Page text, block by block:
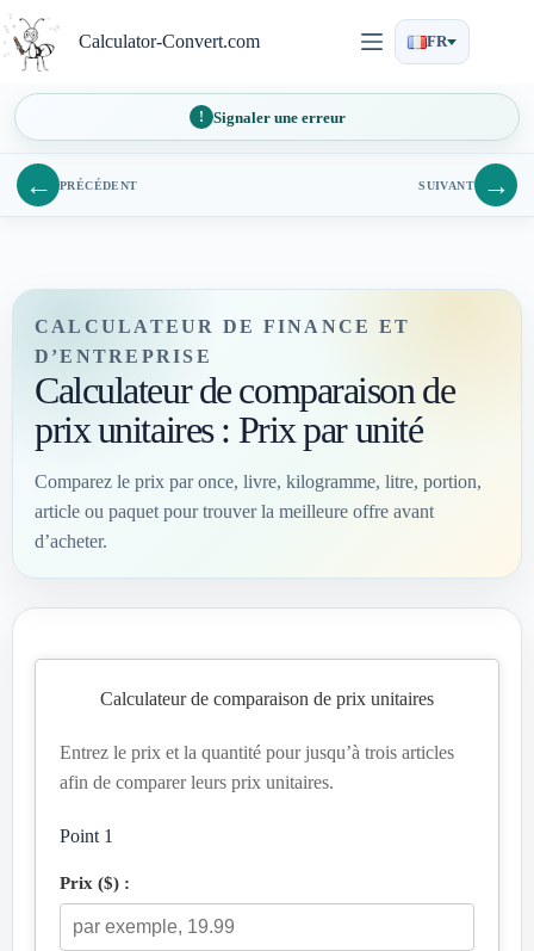
au
contenu
Calculator-Convert.com FR
Signaler une erreur
← PRÉCÉDENT SUIVANT →
CALCULATEUR DE FINANCE ET
D’ENTREPRISE
Calculateur de comparaison de
prix unitaires : Prix par unité
Comparez le prix par once, livre, kilogramme, litre, portion,
article ou paquet pour trouver la meilleure offre avant
d’acheter.
Calculateur de comparaison de prix unitaires
Entrez le prix et la quantité pour jusqu’à trois articles
afin de comparer leurs prix unitaires.
Point 1
Prix ($) :